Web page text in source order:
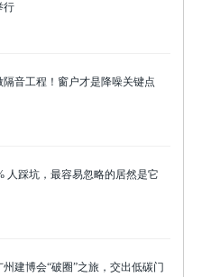
行
隔音工程！窗户才是降噪关键点
人踩坑，最容易忽略的居然是它
州建博会“破圈”之旅，交出低碳门